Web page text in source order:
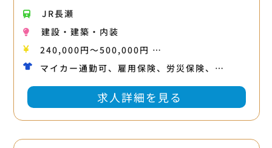
JR長瀬
建設・建築・内装
240,000円〜500,000円 …
マイカー通勤可、雇用保険、労災保険、…
求人詳細を見る